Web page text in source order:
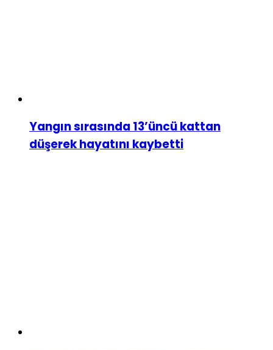
Yangın sırasında 13’üncü kattan
düşerek hayatını kaybetti